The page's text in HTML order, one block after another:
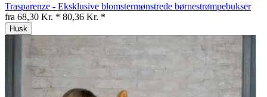
Trasparenze - Eksklusive blomstermønstrede børnestrømpebukser
fra 68,30 Kr. * 80,36 Kr. *
Husk